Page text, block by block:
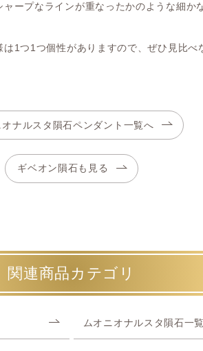
ープなラインが重なったかのような細か
1つ1つ個性がありますので、ぜひ見比べ
オナルスタ隕石ペンダント一覧へ
ギベオン隕石も見る
関連商品カテゴリ
ムオニオナルスタ隕石一